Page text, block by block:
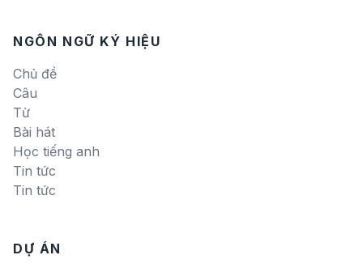
NGÔN NGỮ KÝ HIỆU
Chủ đề
Câu
Từ
Bài hát
Học tiếng anh
Tin tức
Tin tức
DỰ ÁN